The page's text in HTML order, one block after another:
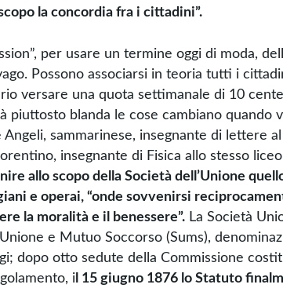
la concordia fra i cittadini”.
per usare un termine oggi di moda,
Possono associarsi in teoria tutti i
versare una quota settimanale di 10
piuttosto blanda le cose cambiano quando
Angeli, sammarinese, insegnante di lettere
insegnante di Fisica allo stesso
allo scopo della Società dell’Unione
e operai, “onde sovvenirsi
la moralità e il benessere”. La Società
e Mutuo Soccorso (Sums),
dopo otto sedute della Commissione
i l 15 giugno 1876 lo Statuto